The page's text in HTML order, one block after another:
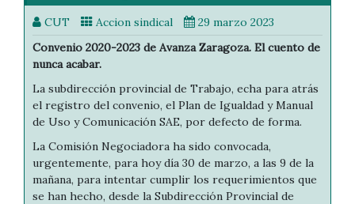
CUT Accion sindical
29 marzo 2023
Convenio 2020-2023 de Avanza Zaragoza. El cuento de
nunca acabar.
La subdirección provincial de Trabajo, echa para atrás
el registro del convenio, el Plan de Igualdad y Manual
de Uso y Comunicación SAE, por defecto de forma.
La Comisión Negociadora ha sido convocada,
urgentemente, para hoy día 30 de marzo, a las 9 de la
mañana, para intentar cumplir los requerimientos que
se han hecho, desde la Subdirección Provincial de